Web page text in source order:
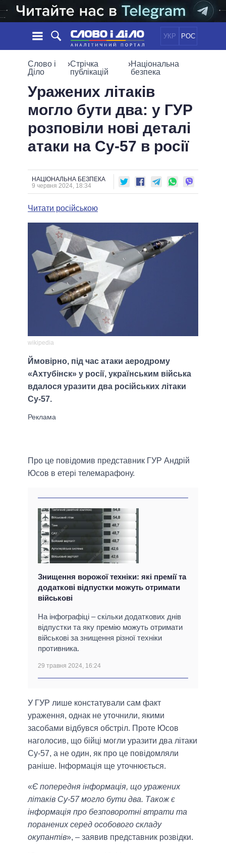
УКР РОС
НОВИНИ
ПОДІЇ
СТАТТІ
ДУМКИ
ОГЛЯДИ
ПОЛІТИКА
СУСПІЛЬСТВО
СВІТ
ОБIЦЯНКИ
ПОЛIТИКИ
УСІ ПОЛІТИКИ
ПРЕЗИДЕНТ І ОФІС
КАБІНЕТ МІНІСТРІВ
ГОЛОВИ ОБЛАДМІНІСТРАЦІЙ
МЕРИ МІСТ
ІНФОГРАФІКА
ВІДЕО
ПІДТРИМАТИ
ПОРІВНЯННЯ ПОЛІТИКІВ
Слово і
Діло
›Стрічка
публікацій
›Національна
безпека
Уражених літаків
могло бути два: у ГУР
розповіли нові деталі
атаки на Су-57 в росії
НАЦІОНАЛЬНА БЕЗПЕКА
9 червня 2024, 18:34
Читати російською
wikipedia
Ймовірно, під час атаки аеродрому
«Ахтубінск» у росії, українським війська
вдалося уразити два російських літаки
Су-57.
Про це повідомив представник ГУР Андрій
Юсов в етері телемарафону.
Знищення ворожої техніки: які премії та
додаткові відпустки можуть отримати
військові
На інфографіці – скільки додаткових днів
відпустки та яку премію можуть отримати
військові за знищення різної техніки
противника.
29 травня 2024, 16:24
У ГУР лише констатували сам факт
ураження, однак не уточнили, якими
засобами відбувся обстріл. Проте Юсов
наголосив, що бійці могли уразити два літаки
Су-57, а не один, як про це повідомляли
раніше. Інформація ще уточнюється.
«Є попередня інформація, що уражених
літаків Су-57 могло бути два. Також є
інформація про безповоротні втрати та
поранених серед особового складу
окупантів», – заявив представник розвідки.